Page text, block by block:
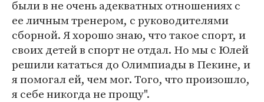
были в не очень адекватных отношениях с
ее личным тренером, с руководителями
сборной. Я хорошо знаю, что такое спорт, и
своих детей в спорт не отдал. Но мы с Юлей
решили кататься до Олимпиады в Пекине, и
я помогал ей, чем мог. Того, что произошло,
я себе никогда не прощу".